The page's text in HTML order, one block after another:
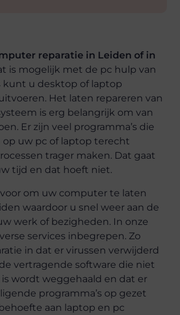
reparatie in Leiden of in
is mogelijk met de pc hulp van
kunt u desktop of laptop
. Het laten repareren van
is erg belangrijk om van
Er zijn veel programma’s die
uw pc of laptop terecht
trager maken. Dat gaat
tijd en dat hoeft niet.
voor om uw computer te laten
waardoor u snel weer aan de
werk of bezigheden. In onze
services inbegrepen. Zo
in dat er virussen verwijderd
vertragende software die niet
wordt weggehaald en dat er
programma’s op gezet
aan laptop en pc